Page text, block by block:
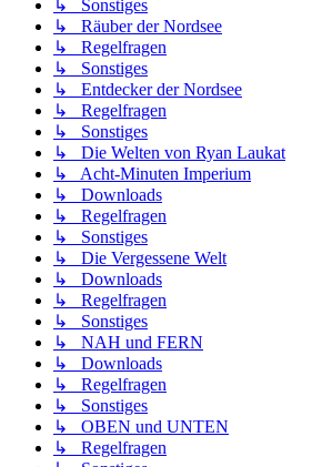
↳ Sonstiges
↳ Räuber der Nordsee
↳ Regelfragen
↳ Sonstiges
↳ Entdecker der Nordsee
↳ Regelfragen
↳ Sonstiges
↳ Die Welten von Ryan Laukat
↳ Acht-Minuten Imperium
↳ Downloads
↳ Regelfragen
↳ Sonstiges
↳ Die Vergessene Welt
↳ Downloads
↳ Regelfragen
↳ Sonstiges
↳ NAH und FERN
↳ Downloads
↳ Regelfragen
↳ Sonstiges
↳ OBEN und UNTEN
↳ Regelfragen